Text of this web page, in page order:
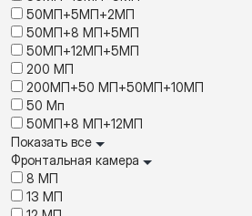
50МП+5МП+2МП
50МП+8 МП+5МП
50МП+12МП+5МП
200 МП
200МП+50 МП+50МП+10МП
50 Мп
50МП+8 МП+12МП
Показать все
Фронтальная камера
8 MП
13 MП